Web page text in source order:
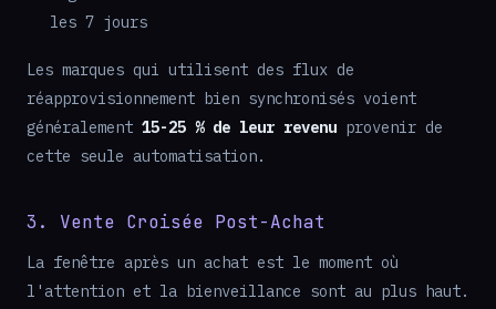
les 7 jours
Les marques qui utilisent des flux de
réapprovisionnement bien synchronisés voient
généralement 15-25 % de leur revenu provenir de
cette seule automatisation.
3. Vente Croisée Post-Achat
La fenêtre après un achat est le moment où
l'attention et la bienveillance sont au plus haut.